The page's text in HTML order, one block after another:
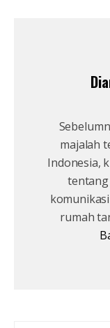
majalah
Indonesia,
rumah